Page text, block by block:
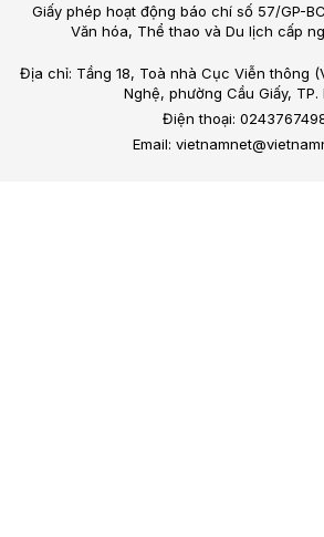
Giấy phép hoạt động báo chí số 57/GP-
Văn hóa, Thể thao và Du lịch cấp
Địa chỉ: Tầng 18, Toà nhà Cục Viễn thông
Nghệ, phường Cầu Giấy, TP.
Điện thoại:
Email: